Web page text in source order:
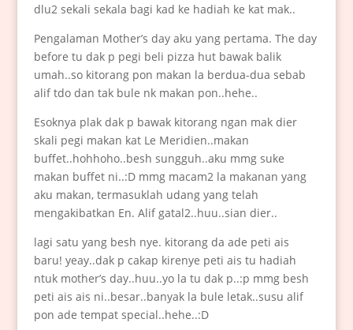
dlu2 sekali sekala bagi kad ke hadiah ke kat mak..
Pengalaman Mother’s day aku yang pertama. The day
before tu dak p pegi beli pizza hut bawak balik
umah..so kitorang pon makan la berdua-dua sebab
alif tdo dan tak bule nk makan pon..hehe..
Esoknya plak dak p bawak kitorang ngan mak dier
skali pegi makan kat Le Meridien..makan
buffet..hohhoho..besh sungguh..aku mmg suke
makan buffet ni..:D mmg macam2 la makanan yang
aku makan, termasuklah udang yang telah
mengakibatkan En. Alif gatal2..huu..sian dier..
lagi satu yang besh nye. kitorang da ade peti ais
baru! yeay..dak p cakap kirenye peti ais tu hadiah
ntuk mother’s day..huu..yo la tu dak p..:p mmg besh
peti ais ais ni..besar..banyak la bule letak..susu alif
pon ade tempat special..hehe..:D